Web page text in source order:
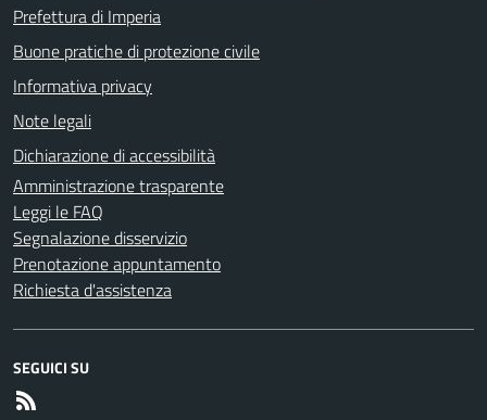
Prefettura di Imperia
Buone pratiche di protezione civile
Informativa privacy
Note legali
Dichiarazione di accessibilità
Amministrazione trasparente
Leggi le FAQ
Segnalazione disservizio
Prenotazione appuntamento
Richiesta d'assistenza
SEGUICI SU